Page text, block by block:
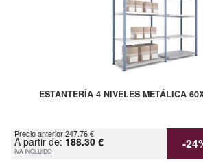
ESTANTERÍA 4 NIVELES METÁLICA
Precio anterior 247.76 €
A partir de: 188.30 €
IVA INCLUIDO -